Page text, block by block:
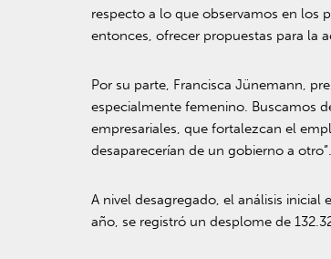
respecto a lo que observamos en los
entonces, ofrecer propuestas para la
Por su parte, Francisca Jünemann,
especialmente femenino. Buscamos
empresariales, que fortalezcan el
desaparecerían de un gobierno a otro”.
A nivel desagregado, el análisis
año, se registró un desplome de